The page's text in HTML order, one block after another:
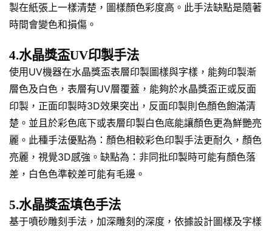
製在紙張上一樣清楚，圖樣顏色彩度高。此手法缺點是隨著
時間會變色和損傷。
4.水晶獎盃UV印製手法
使用UV機器在水晶獎盃表層印製圖樣與字樣，能夠印製漸
層色及白色，表層有UV層覆蓋，能夠於水晶獎盃正或反面
印製，正面印製時3D效果突出，反面印製則色顏色飽滿清
楚。並且於彩色底下或表層印製白色底能讓顏色更為鮮艷亮
麗。此種手法優點為：顏色相較彩色印製手法更耐久，顏色
亮麗，視覺3D感強。缺點為：非同批印製時可能有顏色落
差，白色色準較差可能有毛邊。
5.水晶獎盃填色手法
基于噴砂雕刻手法，加深雕刻的深度，依據設計圖樣及字樣